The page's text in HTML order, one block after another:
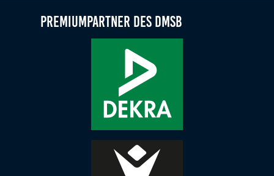
Premiumpartner des DMSB